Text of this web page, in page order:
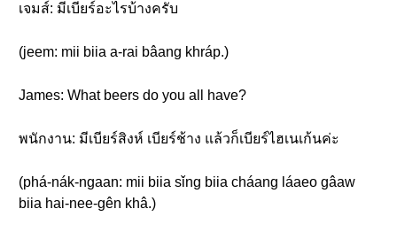
เจมส์: มีเบียร์อะไรบ้างครับ
(jeem: mii biia a-rai bâang khráp.)
James: What beers do you all have?
พนักงาน: มีเบียร์สิงห์ เบียร์ช้าง แล้วก็เบียร์ไฮเนเก้นค่ะ
(phá-nák-ngaan: mii biia sǐng biia cháang láaeo gâaw
biia hai-nee-gên khâ.)